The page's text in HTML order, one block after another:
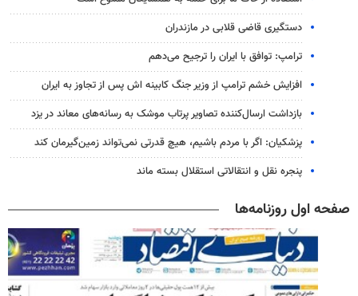
دستگیری قاضی قلابی در مازندران
ترامپ: توافق با ایران را ترجیح می‌دهم
افزایش خشم ترامپ از وزیر جنگ کابینه اش پس از تجاوز به ایران
بازداشت ارسال‌کننده تصاویر پرتاب موشک به رسانه‌های معاند در یزد
پزشکیان: اگر با مردم باشیم، هیچ قدرتی نمی‌تواند زمین‌گیرمان کند
پنجره‌ نقل و انتقالاتی استقلال بسته ماند
صفحه اول روزنامه‌ها